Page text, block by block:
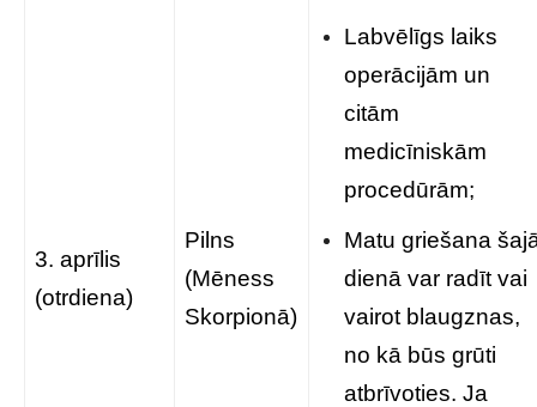
3. aprīlis
(otrdiena)
Pilns
(Mēness
Skorpionā)
Labvēlīgs laiks
operācijām un
citām
medicīniskām
procedūrām;
Matu griešana
dienā var radīt vai
vairot blaugznas,
no kā būs grūti
atbrīvoties. Ja